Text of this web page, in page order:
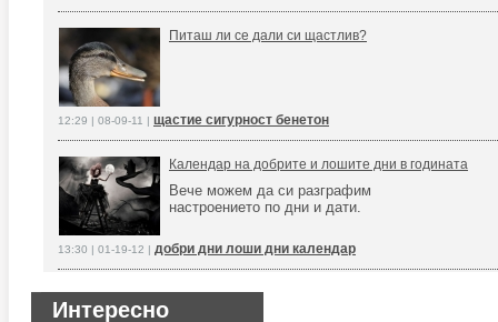
Питаш ли се дали си щастлив?
12:29 | 08-09-11 | щастие сигурност бенетон
Календар на добрите и лошите дни в годината
Вече можем да си разграфим
настроението по дни и дати.
13:30 | 01-19-12 | добри дни лоши дни календар
Интересно